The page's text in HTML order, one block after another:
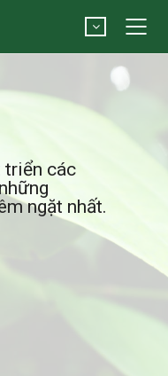
triển các
ngặt nhất.